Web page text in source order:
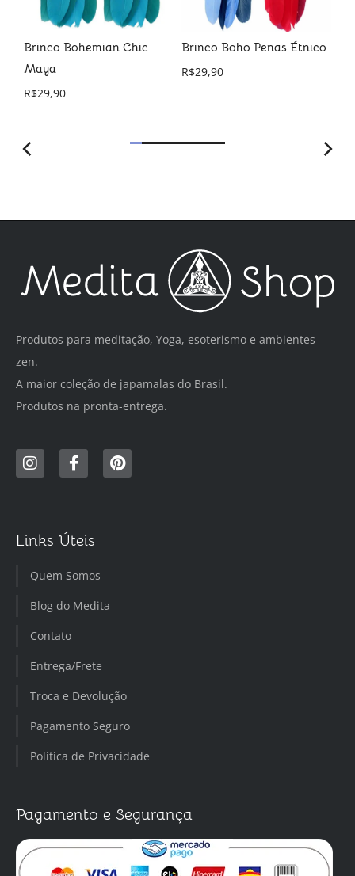
Brinco Bohemian Chic
Maya
R$29,90
Brinco Boho Penas Étnico
R$29,90
Produtos para meditação, Yoga, esoterismo e ambientes
zen.
A maior coleção de japamalas do Brasil.
Produtos na pronta-entrega.
Links Úteis
Quem Somos
Blog do Medita
Contato
Entrega/Frete
Troca e Devolução
Pagamento Seguro
Política de Privacidade
Pagamento e Segurança